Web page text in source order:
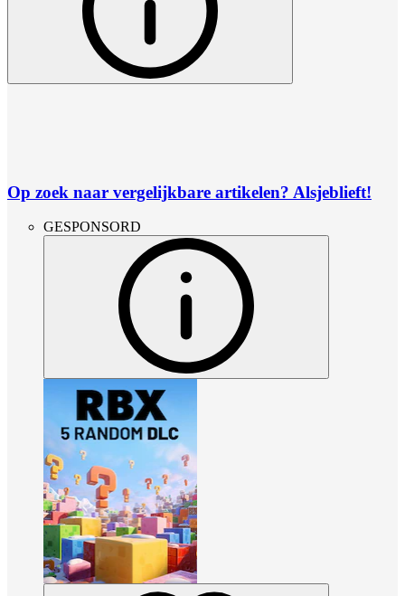
Op zoek naar vergelijkbare artikelen? Alsjeblieft!
GESPONSORD